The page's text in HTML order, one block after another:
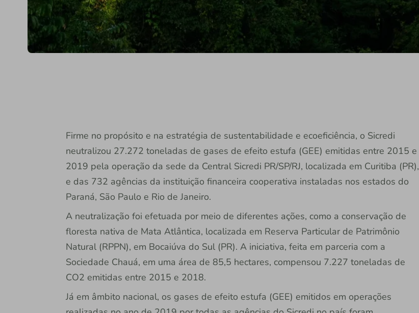
Firme no propósito e na estratégia de sustentabilidade e ecoeficiência, o Sicredi
neutralizou 27.272 toneladas de gases de efeito estufa (GEE) emitidas entre 2015 e
2019 pela operação da sede da Central Sicredi PR/SP/RJ, localizada em Curitiba (PR),
e das 732 agências da instituição financeira cooperativa instaladas nos estados do
Paraná, São Paulo e Rio de Janeiro.
A neutralização foi efetuada por meio de diferentes ações, como a conservação de
floresta nativa de Mata Atlântica, localizada em Reserva Particular de Patrimônio
Natural (RPPN), em Bocaiúva do Sul (PR). A iniciativa, feita em parceria com a
Sociedade Chauá, em uma área de 85,5 hectares, compensou 7.227 toneladas de
CO2 emitidas entre 2015 e 2018.
Já em âmbito nacional, os gases de efeito estufa (GEE) emitidos em operações